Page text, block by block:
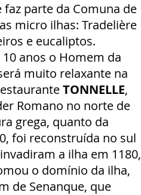
parte da Comuna de
micro ilhas: Tradelière
e eucaliptos.
anos o Homem da
muito relaxante na
TONNELLE,
Romano no norte de
grega, quanto da
foi reconstruída no sul
a ilha em 1180,
o domínio da ilha,
de Senanque, que